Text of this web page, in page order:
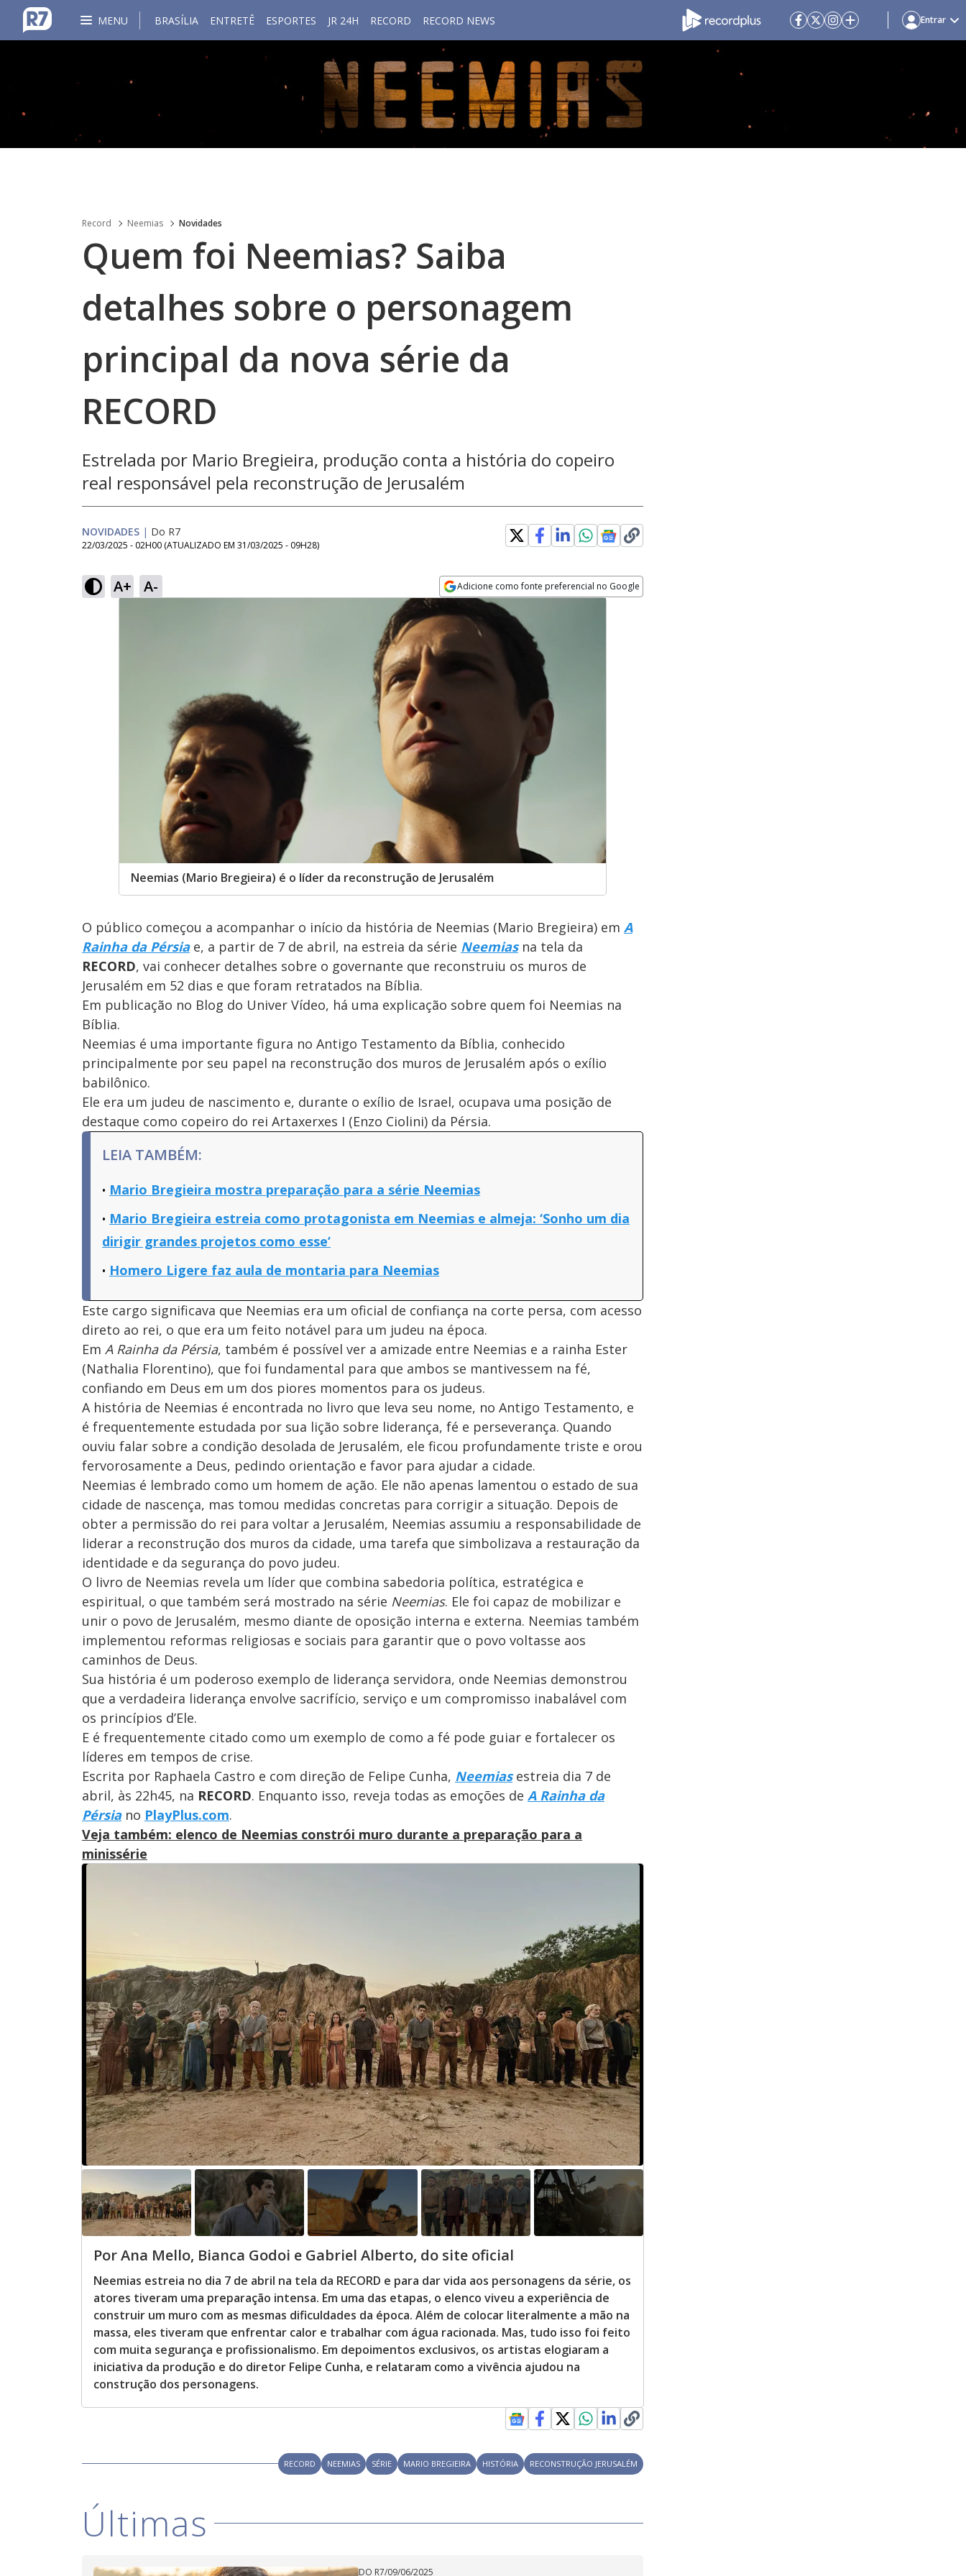
MENU BRASÍLIA ENTRETÊ ESPORTES JR 24H RECORD RECORD NEWS Entrar
Record Neemias Novidades
Quem foi Neemias? Saiba
detalhes sobre o personagem
principal da nova série da
RECORD
Estrelada por Mario Bregieira, produção conta a história do copeiro
real responsável pela reconstrução de Jerusalém
NOVIDADES | Do R7
22/03/2025 - 02H00 (ATUALIZADO EM 31/03/2025 - 09H28)
A+ A- Adicione como fonte preferencial no Google
Opens in new window
Neemias (Mario Bregieira) é o líder da reconstrução de Jerusalém
O público começou a acompanhar o início da história de Neemias (Mario Bregieira) em A
Rainha da Pérsiae, a partir de 7 de abril, na estreia da série Neemiasna tela da
RECORD, vai conhecer detalhes sobre o governante que reconstruiu os muros de
Jerusalém em 52 dias e que foram retratados na Bíblia.
Em publicação no Blog do Univer Vídeo, há uma explicação sobre quem foi Neemias na
Bíblia.
Neemias é uma importante figura no Antigo Testamento da Bíblia, conhecido
principalmente por seu papel na reconstrução dos muros de Jerusalém após o exílio
babilônico.
Ele era um judeu de nascimento e, durante o exílio de Israel, ocupava uma posição de
destaque como copeiro do rei Artaxerxes I (Enzo Ciolini) da Pérsia.
LEIA TAMBÉM:
Mario Bregieira mostra preparação para a série Neemias
Mario Bregieira estreia como protagonista em Neemias e almeja: ‘Sonho um dia
dirigir grandes projetos como esse’
Homero Ligere faz aula de montaria para Neemias
Este cargo significava que Neemias era um oficial de confiança na corte persa, com acesso
direto ao rei, o que era um feito notável para um judeu na época.
Em A Rainha da Pérsia, também é possível ver a amizade entre Neemias e a rainha Ester
(Nathalia Florentino), que foi fundamental para que ambos se mantivessem na fé,
confiando em Deus em um dos piores momentos para os judeus.
A história de Neemias é encontrada no livro que leva seu nome, no Antigo Testamento, e
é frequentemente estudada por sua lição sobre liderança, fé e perseverança. Quando
ouviu falar sobre a condição desolada de Jerusalém, ele ficou profundamente triste e orou
fervorosamente a Deus, pedindo orientação e favor para ajudar a cidade.
Neemias é lembrado como um homem de ação. Ele não apenas lamentou o estado de sua
cidade de nascença, mas tomou medidas concretas para corrigir a situação. Depois de
obter a permissão do rei para voltar a Jerusalém, Neemias assumiu a responsabilidade de
liderar a reconstrução dos muros da cidade, uma tarefa que simbolizava a restauração da
identidade e da segurança do povo judeu.
O livro de Neemias revela um líder que combina sabedoria política, estratégica e
espiritual, o que também será mostrado na série Neemias. Ele foi capaz de mobilizar e
unir o povo de Jerusalém, mesmo diante de oposição interna e externa. Neemias também
implementou reformas religiosas e sociais para garantir que o povo voltasse aos
caminhos de Deus.
Sua história é um poderoso exemplo de liderança servidora, onde Neemias demonstrou
que a verdadeira liderança envolve sacrifício, serviço e um compromisso inabalável com
os princípios d’Ele.
E é frequentemente citado como um exemplo de como a fé pode guiar e fortalecer os
líderes em tempos de crise.
Escrita por Raphaela Castro e com direção de Felipe Cunha, Neemiasestreia dia 7 de
abril, às 22h45, na RECORD. Enquanto isso, reveja todas as emoções de A Rainha da
Pérsiano PlayPlus.com.
Veja também: elenco de Neemias constrói muro durante a preparação para a
minissérie
Por Ana Mello, Bianca Godoi e Gabriel Alberto, do site oficial
Neemias estreia no dia 7 de abril na tela da RECORD e para dar vida aos personagens da série, os
atores tiveram uma preparação intensa. Em uma das etapas, o elenco viveu a experiência de
construir um muro com as mesmas dificuldades da época. Além de colocar literalmente a mão na
massa, eles tiveram que enfrentar calor e trabalhar com água racionada. Mas, tudo isso foi feito
com muita segurança e profissionalismo. Em depoimentos exclusivos, os artistas elogiaram a
iniciativa da produção e do diretor Felipe Cunha, e relataram como a vivência ajudou na
construção dos personagens.
RECORD NEEMIAS SÉRIE MARIO BREGIEIRA HISTÓRIA RECONSTRUÇÃO JERUSALÉM
Últimas
DO R7/09/06/2025